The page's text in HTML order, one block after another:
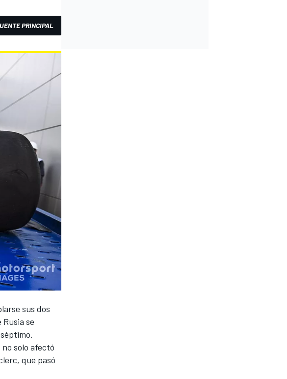
PRINCIPAL
sus dos
Rusia se
solo afectó
, que pasó